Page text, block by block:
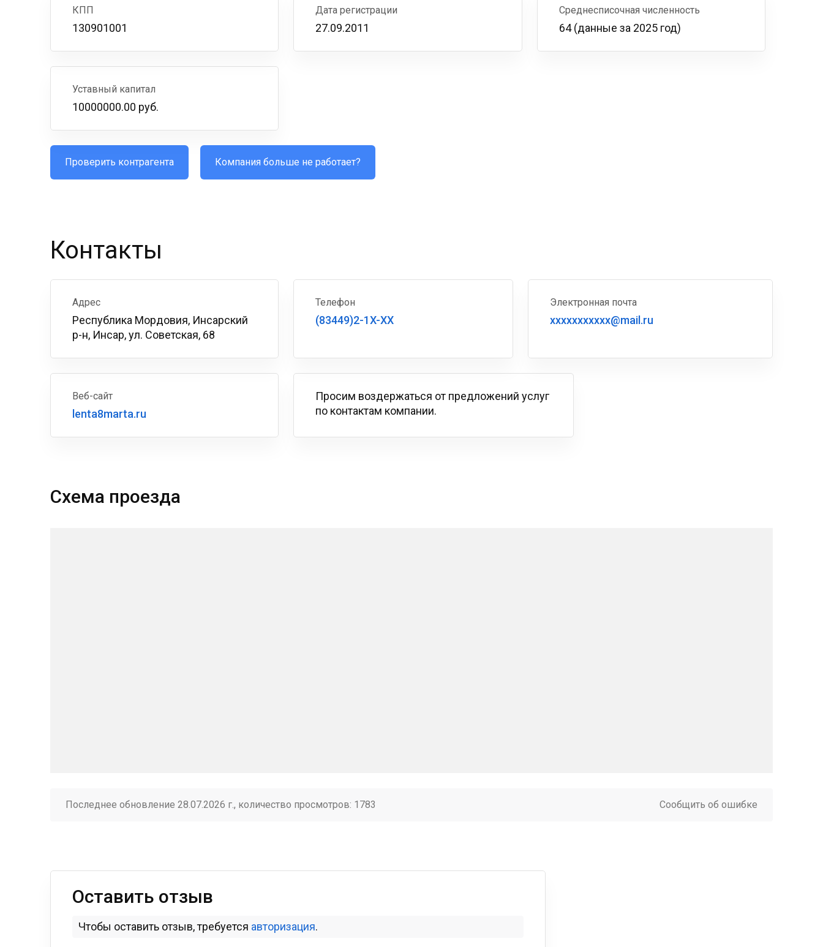
КПП
130901001
Дата регистрации
27.09.2011
Среднесписочная численность
64 (данные за 2025 год)
Уставный капитал
10000000.00 руб.
Проверить контрагента Компания больше не работает?
Контакты
Адрес
Республика Мордовия, Инсарский
р-н, Инсар, ул. Советская, 68
Телефон
(83449)2-1X-XX
Электронная почта
xxxxxxxxxxx@mail.ru
Веб-сайт
lenta8marta.ru
Просим воздержаться от предложений услуг
по контактам компании.
Схема проезда
Последнее обновление 28.07.2026 г., количество просмотров: 1783 Сообщить об ошибке
Оставить отзыв
Чтобы оставить отзыв, требуется авторизация.